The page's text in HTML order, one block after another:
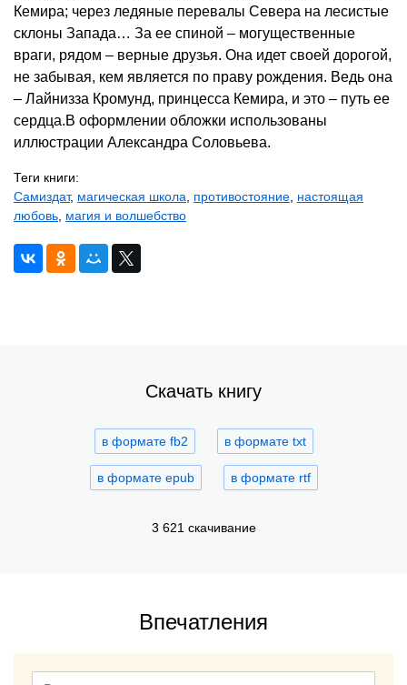
Кемира; через ледяные перевалы Cевера на лесистые
склоны Запада… За ее спиной – могущественные
враги, рядом – верные друзья. Она идет своей дорогой,
не забывая, кем является по праву рождения. Ведь она
– Лайнизза Кромунд, принцесса Кемира, и это – путь ее
сердца.В оформлении обложки использованы
иллюстрации Александра Соловьева.
Теги книги:
Самиздат, магическая школа, противостояние, настоящая
любовь, магия и волшебство
Скачать книгу
в формате fb2 в формате txt
в формате epub в формате rtf
3 621 скачивание
Впечатления